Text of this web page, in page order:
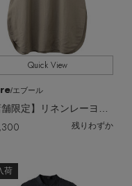
】
る16の名品
Quick View
/エブール
残りわずか
荷